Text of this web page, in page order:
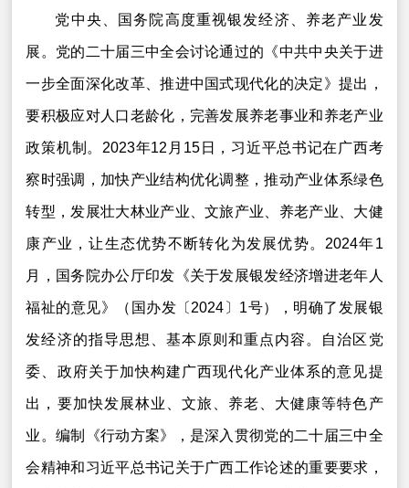
党中央、国务院高度重视银发经济、养老产业发
展。党的二十届三中全会讨论通过的《中共中央关于进
一步全面深化改革、推进中国式现代化的决定》提出，
要积极应对人口老龄化，完善发展养老事业和养老产业
政策机制。2023年12月15日，习近平总书记在广西考
察时强调，加快产业结构优化调整，推动产业体系绿色
转型，发展壮大林业产业、文旅产业、养老产业、大健
康产业，让生态优势不断转化为发展优势。2024年1
月，国务院办公厅印发《关于发展银发经济增进老年人
福祉的意见》（国办发〔2024〕1号），明确了发展银
发经济的指导思想、基本原则和重点内容。自治区党
委、政府关于加快构建广西现代化产业体系的意见提
出，要加快发展林业、文旅、养老、大健康等特色产
业。编制《行动方案》，是深入贯彻党的二十届三中全
会精神和习近平总书记关于广西工作论述的重要要求，